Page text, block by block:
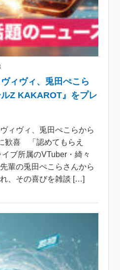
ィヴィ、兎田ぺこら
Z KAKAROT』をプレ
ィヴィ、兎田ぺこらから
歓喜 「認めてもらえ
ブ所属のVTuber・綺々
輩の兎田ぺこらさんから
、その喜びを雑談 […]